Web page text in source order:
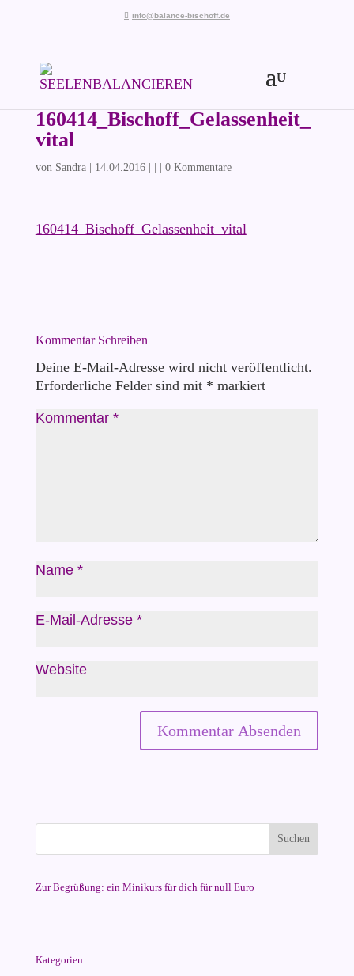
info@balance-bischoff.de
160414_Bischoff_Gelassenheit_
vital
von Sandra| 14.04.2016| | | 0 Kommentare
160414_Bischoff_Gelassenheit_vital
Kommentar Schreiben
Deine E-Mail-Adresse wird nicht veröffentlicht.
Erforderliche Felder sind mit * markiert
Kommentar *
Name *
E-Mail-Adresse *
Website
Zur Begrüßung: ein Minikurs für dich für null Euro
Kategorien